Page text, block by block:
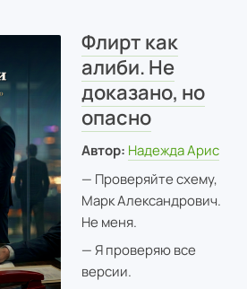
Флирт как
алиби. Не
доказано, но
опасно
Автор: Надежда Арис
— Проверяйте схему,
Марк Александрович.
Не меня.
— Я проверяю все
версии.